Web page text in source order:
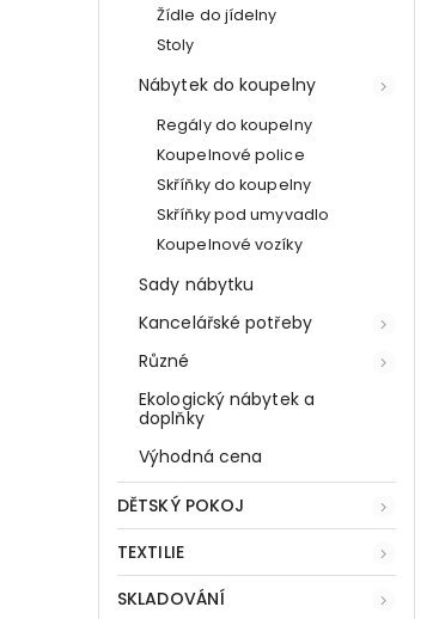
Žídle do jídelny
Stoly
Nábytek do koupelny
Regály do koupelny
Koupelnové police
Skříňky do koupelny
Skříňky pod umyvadlo
Koupelnové vozíky
Sady nábytku
Kancelářské potřeby
Různé
Ekologický nábytek a
doplňky
Výhodná cena
DĚTSKÝ POKOJ
TEXTILIE
SKLADOVÁNÍ